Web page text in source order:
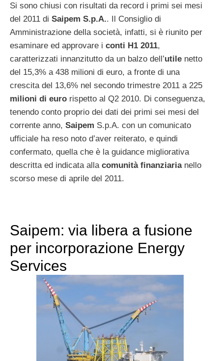
Si sono chiusi con risultati da record i primi sei mesi
del 2011 di Saipem S.p.A.. Il Consiglio di
Amministrazione della società, infatti, si è riunito per
esaminare ed approvare i conti H1 2011,
caratterizzati innanzitutto da un balzo dell’utile netto
del 15,3% a 438 milioni di euro, a fronte di una
crescita del 13,6% nel secondo trimestre 2011 a 225
milioni di euro rispetto al Q2 2010. Di conseguenza,
tenendo conto proprio dei dati dei primi sei mesi del
corrente anno, Saipem S.p.A. con un comunicato
ufficiale ha reso noto d’aver reiterato, e quindi
confermato, quella che è la guidance migliorativa
descritta ed indicata alla comunità finanziarianello
scorso mese di aprile del 2011.
Saipem: via libera a fusione
per incorporazione Energy
Services